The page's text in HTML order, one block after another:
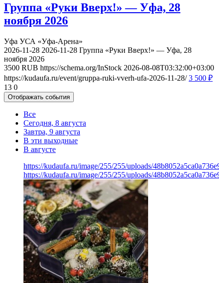
Группа «Руки Вверх!» — Уфа, 28
ноября 2026
Уфа УСА «Уфа-Арена»
2026-11-28 2026-11-28 Группа «Руки Вверх!» — Уфа, 28
ноября 2026
3500 RUB https://schema.org/InStock 2026-08-08T03:32:00+03:00
https://kudaufa.ru/event/gruppa-ruki-vverh-ufa-2026-11-28/ 3 500 ₽
13 0
Отображать события
Все
Сегодня, 8 августа
Завтра, 9 августа
В эти выходные
В августе
https://kudaufa.ru/image/255/255/uploads/
https://kudaufa.ru/image/255/255/uploads/